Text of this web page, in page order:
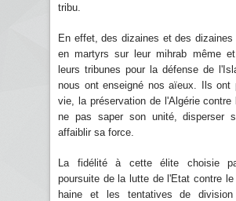
tribu.
En effet, des dizaines et des dizaines
en martyrs sur leur mihrab même
leurs tribunes pour la défense de
nous ont enseigné nos aïeux. Ils ont
vie, la préservation de l'Algérie contre
ne pas saper son unité, disperser
affaiblir sa force.
La fidélité à cette élite choisie
poursuite de la lutte de l'Etat contre
haine et les tentatives de